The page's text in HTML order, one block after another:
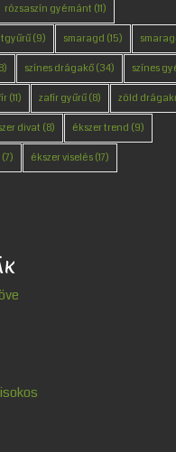
rózsaszín gyémánt (11)
(9) smaragd (15)
színes drágakő(34) színes
(11) zafír gyűrű(8) zöld
divat (8) ékszer trend (9)
(7) ékszer viselés(17)